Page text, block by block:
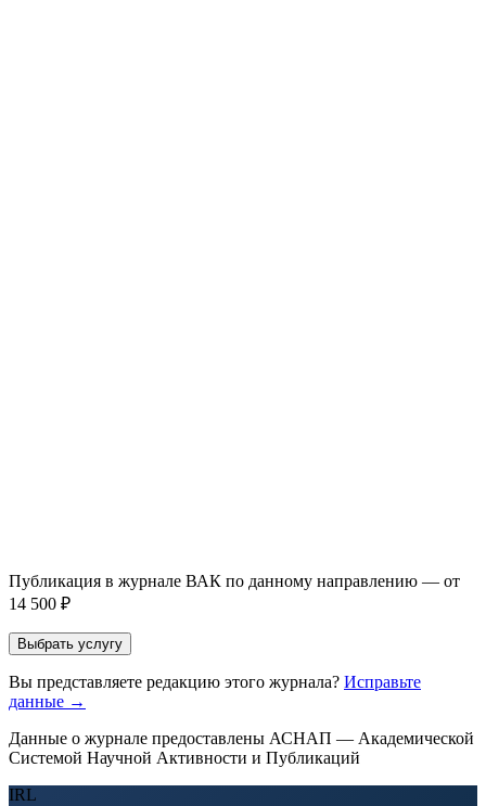
Публикация в журнале ВАК по данному направлению — от
14 500 ₽
Выбрать услугу
Вы представляете редакцию этого журнала? Исправьте
данные →
Данные о журнале предоставлены АСНАП — Академической
Системой Научной Активности и Публикаций
IRL